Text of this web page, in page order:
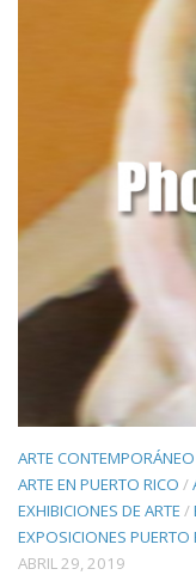
ARTE CONTEMPORÁNEO
ARTE EN PUERTO RICO /
EXHIBICIONES DE ARTE /
EXPOSICIONES PUERTO
ABRIL 29, 2019